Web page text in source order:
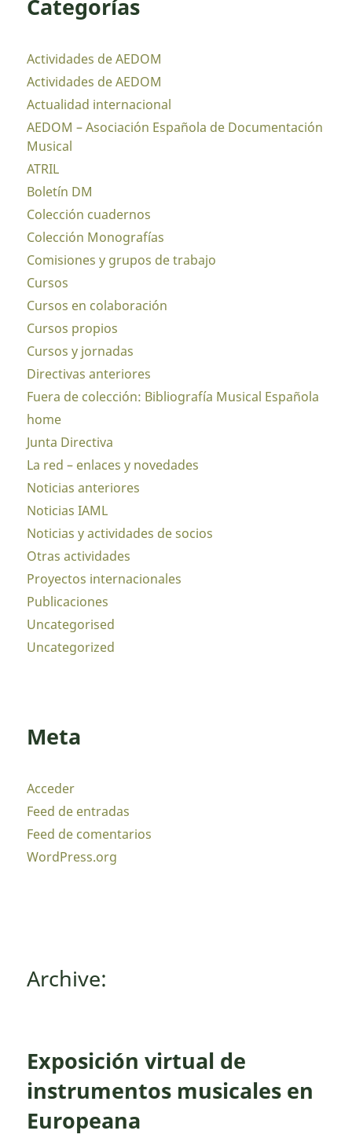
Categorías
Actividades de AEDOM
Actividades de AEDOM
Actualidad internacional
AEDOM – Asociación Española de Documentación
Musical
ATRIL
Boletín DM
Colección cuadernos
Colección Monografías
Comisiones y grupos de trabajo
Cursos
Cursos en colaboración
Cursos propios
Cursos y jornadas
Directivas anteriores
Fuera de colección: Bibliografía Musical Española
home
Junta Directiva
La red – enlaces y novedades
Noticias anteriores
Noticias IAML
Noticias y actividades de socios
Otras actividades
Proyectos internacionales
Publicaciones
Uncategorised
Uncategorized
Meta
Acceder
Feed de entradas
Feed de comentarios
WordPress.org
Archive:
Exposición virtual de
instrumentos musicales en
Europeana